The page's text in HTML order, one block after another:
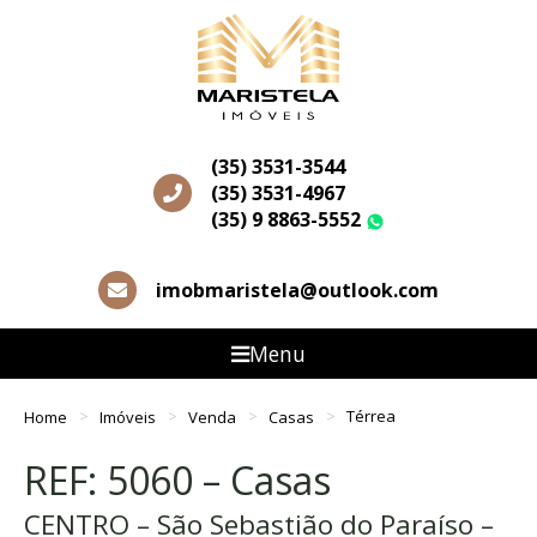
(35) 3531-3544
(35) 3531-4967
(35) 9 8863-5552
imobmaristela@outlook.com
Menu
Home Imóveis Venda Casas Térrea
REF: 5060 – Casas
CENTRO – São Sebastião do Paraíso –